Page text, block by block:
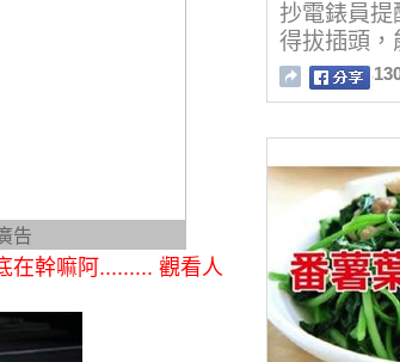
告
在幹嘛阿......... 觀看人
抄電錶員提
得拔插頭，